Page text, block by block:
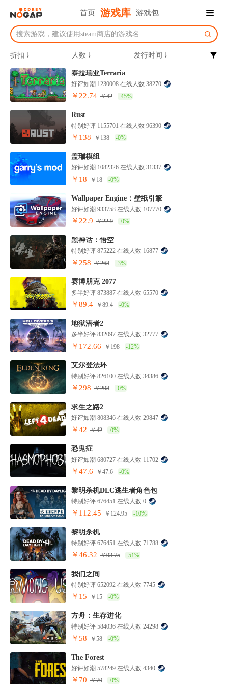
首页 游戏库 游戏包
折扣⇂ 人数⇂ 发行时间⇂
泰拉瑞亚Terraria
好评如潮 1230008 在线人数 38270
￥22.74 ￥42 -45%
Rust
特别好评 1155701 在线人数 96390
￥138 ￥138 -0%
盖瑞模组
好评如潮 1082326 在线人数 31337
￥18 ￥18 -0%
Wallpaper Engine：壁纸引擎
好评如潮 933758 在线人数 107770
￥22.9 ￥22.9 -0%
黑神话：悟空
特别好评 875222 在线人数 16877
￥258 ￥268 -3%
赛博朋克 2077
多半好评 873887 在线人数 65570
￥89.4 ￥89.4 -0%
地狱潜者2
多半好评 832097 在线人数 32777
￥172.66 ￥198 -12%
艾尔登法环
特别好评 826100 在线人数 34386
￥298 ￥298 -0%
求生之路2
好评如潮 808346 在线人数 29847
￥42 ￥42 -0%
恐鬼症
好评如潮 680727 在线人数 11702
￥47.6 ￥47.6 -0%
黎明杀机DLC逃生者角色包
特别好评 676451 在线人数 0
￥112.45 ￥124.95 -10%
黎明杀机
特别好评 676451 在线人数 71788
￥46.32 ￥93.75 -51%
我们之间
特别好评 652092 在线人数 7745
￥15 ￥15 -0%
方舟：生存进化
特别好评 584036 在线人数 24298
￥58 ￥58 -0%
The Forest
好评如潮 578249 在线人数 4340
￥70 ￥70 -0%